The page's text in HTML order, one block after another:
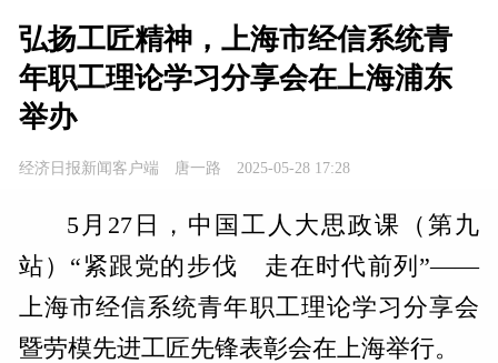
弘扬工匠精神，上海市经信系统青
年职工理论学习分享会在上海浦东
举办
经济日报新闻客户端 唐一路 2025-05-28 17:28
5月27日，中国工人大思政课（第九
站）“紧跟党的步伐 走在时代前列”——
上海市经信系统青年职工理论学习分享会
暨劳模先进工匠先锋表彰会在上海举行。